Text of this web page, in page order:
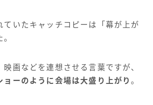
ていたキャッチコピーは「幕が上が
映画などを連想させる言葉ですが、
ョーのように会場は大盛り上がり。